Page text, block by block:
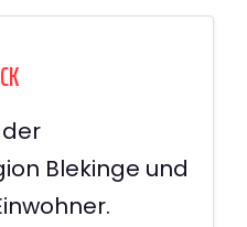
Blekinge und